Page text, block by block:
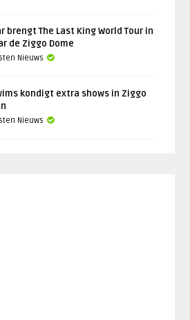
brengt The Last King World Tour in
de Ziggo Dome
Nieuws
kondigt extra shows in Ziggo
Nieuws